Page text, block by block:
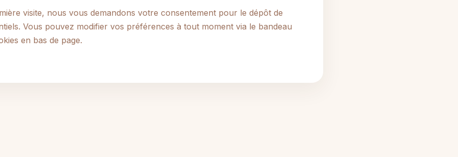
visite, nous vous demandons votre consentement pour le dépôt de
Vous pouvez modifier vos préférences à tout moment via le bandeau
en bas de page.